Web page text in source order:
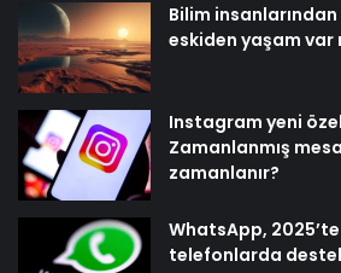
Bilim
eskiden yaşam var
Instagram yeni
Zamanlanmış
zamanlanır?
WhatsApp,
telefonlarda